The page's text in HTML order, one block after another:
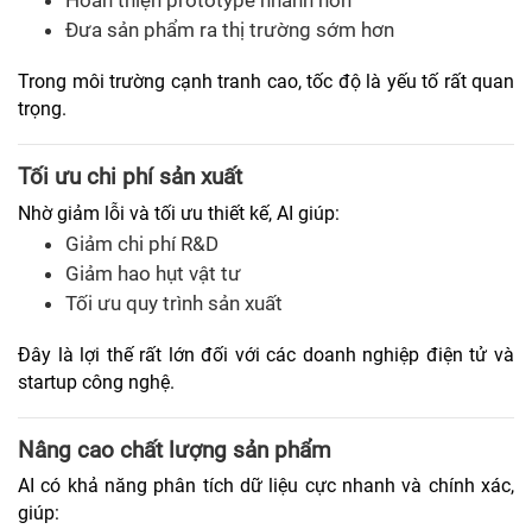
Đưa sản phẩm ra thị trường sớm hơn
Trong môi trường cạnh tranh cao, tốc độ là yếu tố rất quan
trọng.
Tối ưu chi phí sản xuất
Nhờ giảm lỗi và tối ưu thiết kế, AI giúp:
Giảm chi phí R&D
Giảm hao hụt vật tư
Tối ưu quy trình sản xuất
Đây là lợi thế rất lớn đối với các doanh nghiệp điện tử và
startup công nghệ.
Nâng cao chất lượng sản phẩm
AI có khả năng phân tích dữ liệu cực nhanh và chính xác,
giúp: